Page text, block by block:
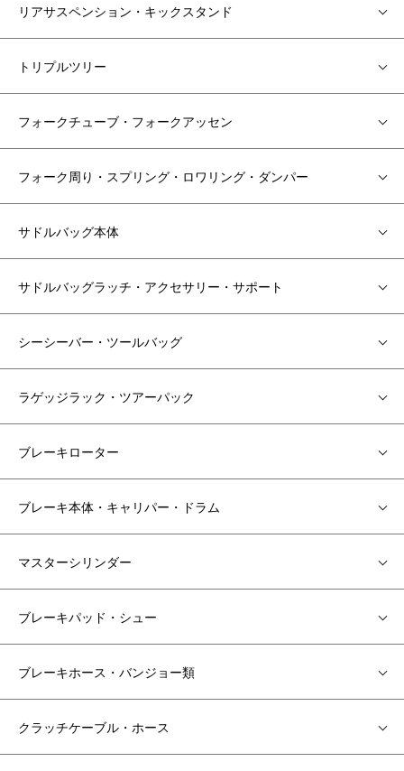
リアサスペンション・キックスタンド
トリプルツリー
フォークチューブ・フォークアッセン
フォーク周り・スプリング・ロワリング・ダンパー
サドルバッグ本体
サドルバッグラッチ・アクセサリー・サポート
シーシーバー・ツールバッグ
ラゲッジラック・ツアーパック
ブレーキローター
ブレーキ本体・キャリパー・ドラム
マスターシリンダー
ブレーキパッド・シュー
ブレーキホース・バンジョー類
クラッチケーブル・ホース